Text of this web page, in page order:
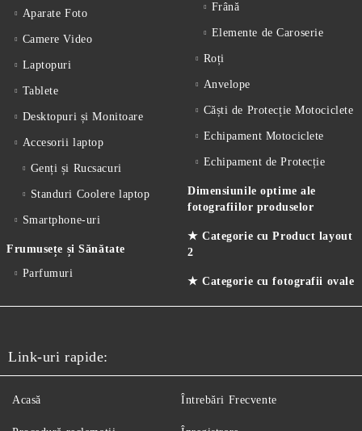
Aparate Foto
Camere Video
Laptopuri
Tablete
Desktopuri și Monitoare
Accesorii laptop
Genți și Rucsacuri
Standuri Coolere laptop
Smartphone-uri
Frumusețe și Sănătate
Parfumuri
Frână
Elemente de Caroserie
Roți
Anvelope
Căști de Protecție Motociclete
Echipament Motociclete
Echipament de Protecție
Dimensiunile optime ale
fotografiilor produselor
★ Categorie cu Product layout
2
★ Categorie cu fotografii ovale
Link-uri rapide:
Acasă Întrebări Frecvente